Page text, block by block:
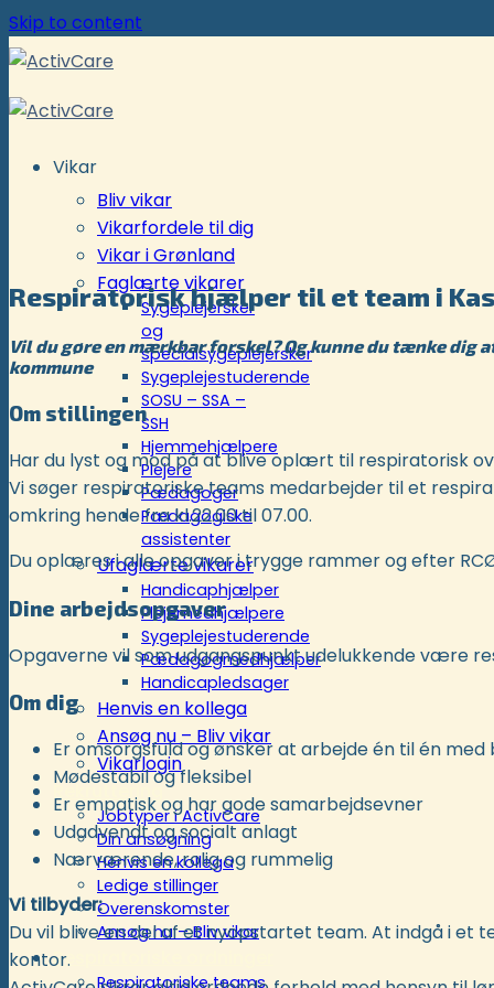
Skip to content
Vikar
Bliv vikar
Vikarfordele til dig
Vikar i Grønland
Faglærte vikarer
Sygeplejersker
og
specialsygeplejersker
Sygeplejestuderende
SOSU – SSA –
SSH
Hjemmehjælpere
Plejere
Pædagoger
Pædagogiske
assistenter
Ufaglærte vikarer
Handicaphjælper
Plejemedhjælpere
Sygeplejestuderende
Pædagogmedhjælper
Handicapledsager
Henvis en kollega
Ansøg nu – Bliv vikar
Vikarlogin
Rekruttering
Jobtyper i ActivCare
Din ansøgning
Henvis en kollega
Ledige stillinger
Overenskomster
Ansøg nu – Bliv vikar
Respiratoriske ordninger
Respiratoriske teams
Respiratorisk hjælper til et team i
Vil du gøre en mærkbar forskel? Og kunne du tænke dig
kommune
Om stillingen
Har du lyst og mod på at blive oplært til respiratorisk
Vi søger respiratoriske teams medarbejder til et
omkring hende fra kl.22.00 til 07.00.
Du oplæres i alle opgaver i trygge rammer og efter
Dine arbejdsopgaver
Opgaverne vil som udgangspunkt udelukkende være
Om dig
Er omsorgsfuld og ønsker at arbejde én til én med
Mødestabil og fleksibel
Er empatisk og har gode samarbejdsevner
Udadvendt og socialt anlagt
Nærværende, rolig og rummelig
Vi tilbyder:
Du vil blive en del af et nyopstartet team. At indgå i et
kontor.